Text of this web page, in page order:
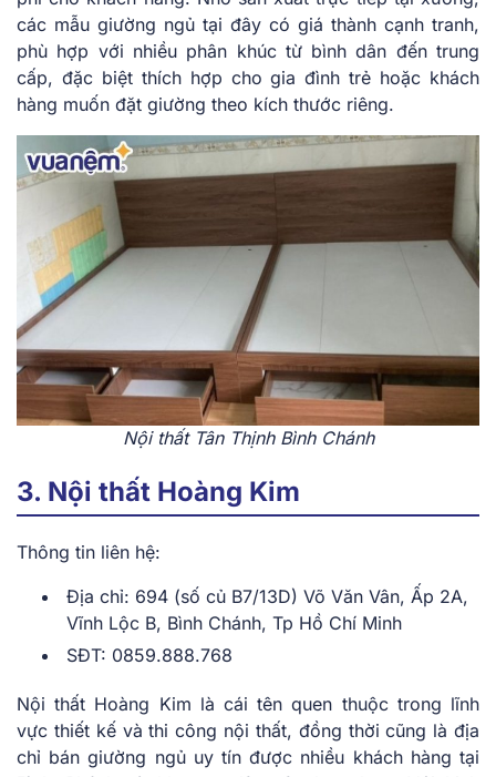
các mẫu giường ngủ tại đây có giá thành cạnh tranh,
phù hợp với nhiều phân khúc từ bình dân đến trung
cấp, đặc biệt thích hợp cho gia đình trẻ hoặc khách
hàng muốn đặt giường theo kích thước riêng.
Nội thất Tân Thịnh Bình Chánh
3. Nội thất Hoàng Kim
Thông tin liên hệ:
Địa chỉ: 694 (số củ B7/13D) Võ Văn Vân, Ấp 2A,
Vĩnh Lộc B, Bình Chánh, Tp Hồ Chí Minh
SĐT: 0859.888.768
Nội thất Hoàng Kim là cái tên quen thuộc trong lĩnh
vực thiết kế và thi công nội thất, đồng thời cũng là địa
chỉ bán giường ngủ uy tín được nhiều khách hàng tại